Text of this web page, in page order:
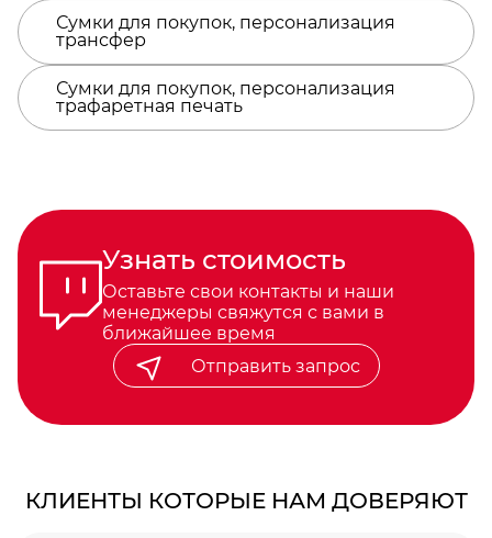
Сумки для покупок, персонализация
трансфер
Сумки для покупок, персонализация
трафаретная печать
Узнать стоимость
Оставьте свои контакты и наши
менеджеры свяжутся с вами в
ближайшее время
Отправить запрос
КЛИЕНТЫ КОТОРЫЕ НАМ ДОВЕРЯЮТ